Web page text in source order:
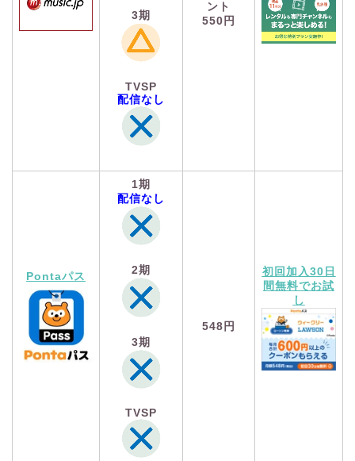
3期
TVSP
配信なし
ント
550円
Pontaパス
1期
配信なし
2期
3期
TVSP
548円
初回加入30日
間無料でお試
し